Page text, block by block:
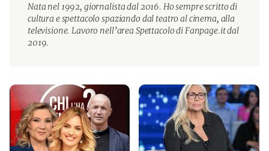
Nata nel 1992, giornalista dal 2016. Ho sempre scritto di
cultura e spettacolo spaziando dal teatro al cinema, alla
televisione. Lavoro nell’area Spettacolo di Fanpage.it dal
2019.